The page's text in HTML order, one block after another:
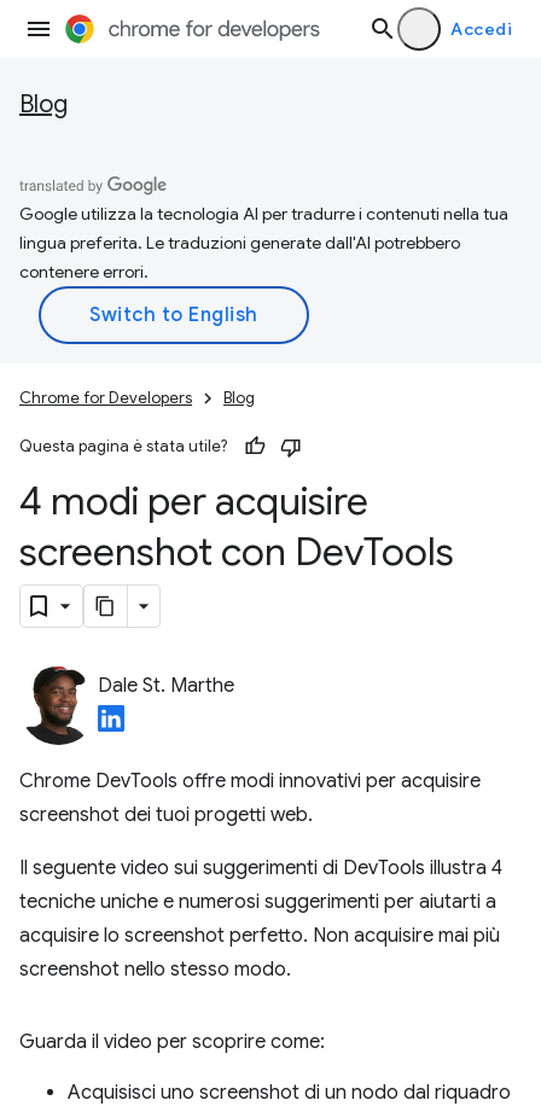
Accedi
Blog
Google utilizza la tecnologia AI per tradurre i contenuti nella tua
lingua preferita. Le traduzioni generate dall'AI potrebbero
contenere errori.
Chrome for Developers Blog
Questa pagina è stata utile?
4 modi per acquisire
screenshot con DevTools
Dale St. Marthe
Chrome DevTools offre modi innovativi per acquisire
screenshot dei tuoi progetti web.
Il seguente video sui suggerimenti di DevTools illustra 4
tecniche uniche e numerosi suggerimenti per aiutarti a
acquisire lo screenshot perfetto. Non acquisire mai più
screenshot nello stesso modo.
Guarda il video per scoprire come:
Acquisisci uno screenshot di un nodo dal riquadro